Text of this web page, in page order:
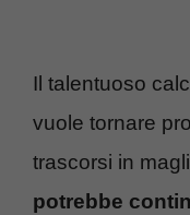
Il talentuoso
vuole tornare
trascorsi in
potrebbe